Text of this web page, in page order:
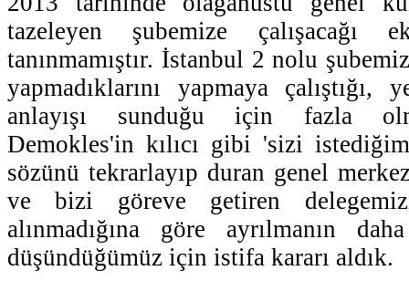
tazeleyen şubemize çalışacağı
tanınmamıştır. İstanbul 2 nolu
yapmadıklarını yapmaya çalıştığı,
anlayışı sunduğu için fazla
Demokles'in kılıcı gibi 'sizi
sözünü tekrarlayıp duran genel
ve bizi göreve getiren
alınmadığına göre ayrılmanın
düşündüğümüz için istifa kararı aldık.